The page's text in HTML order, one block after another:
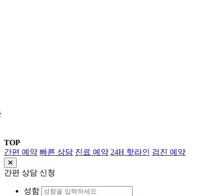
TOP
간편 예약 빠른 상담 진료 예약 24H 핫라인 검진 예약
간편 상담 신청
성함